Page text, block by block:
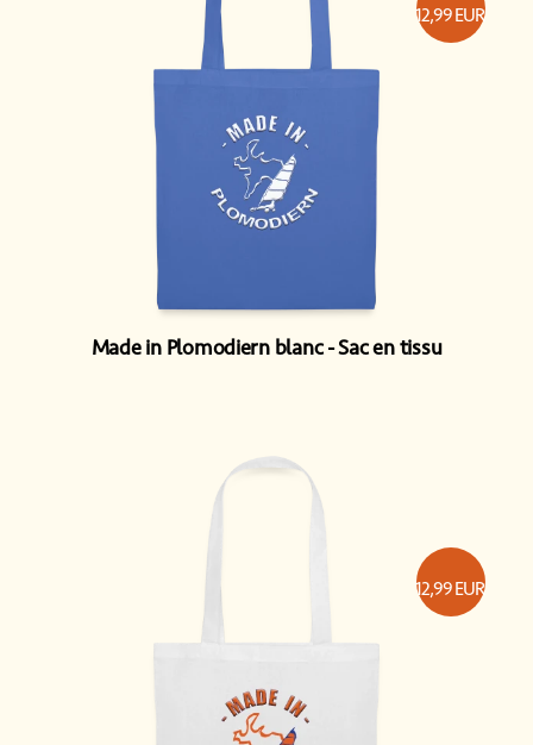
Made in Plomodiern blanc Sac en tissu
12,99EUR
12,99EUR